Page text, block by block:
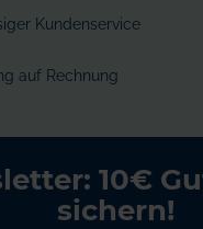
Kundenservice
auf Rechnung
10€
sichern!